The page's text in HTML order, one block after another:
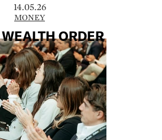
14.05.26
MONEY
ORDER